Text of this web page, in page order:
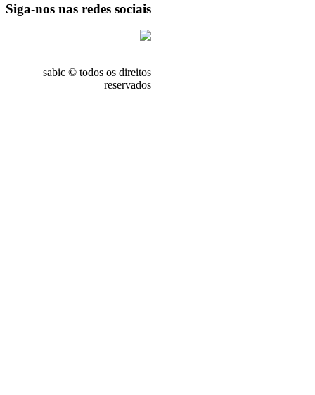
Siga-nos nas redes sociais
sabic © todos os direitos
reservados